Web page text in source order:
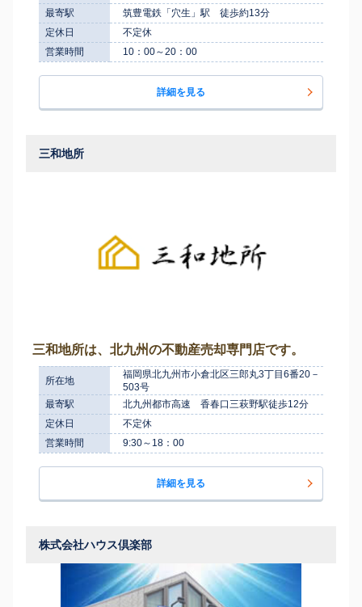
最寄駅
筑豊電鉄「穴生」駅 徒歩約13分
定休日
不定休
営業時間
10：00～20：00
詳細を見る
三和地所
三和地所は、北九州の不動産売却専門店です。
所在地
福岡県北九州市小倉北区三郎丸3丁目6番20－
503号
最寄駅
北九州都市高速 香春口三萩野駅徒歩12分
定休日
不定休
営業時間
9:30～18：00
詳細を見る
株式会社ハウス倶楽部